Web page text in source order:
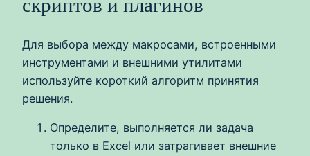
скриптов и плагинов
Для выбора между макросами, встроенными
инструментами и внешними утилитами
используйте короткий алгоритм принятия
решения.
Определите, выполняется ли задача
только в Excel или затрагивает внешние